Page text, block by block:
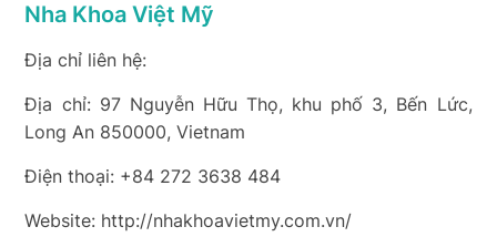
Nha Khoa Việt Mỹ
Địa chỉ liên hệ:
Địa chỉ: 97 Nguyễn Hữu Thọ, khu phố 3, Bến Lức,
Long An 850000, Vietnam
Điện thoại: +84 272 3638 484
Website: http://nhakhoavietmy.com.vn/